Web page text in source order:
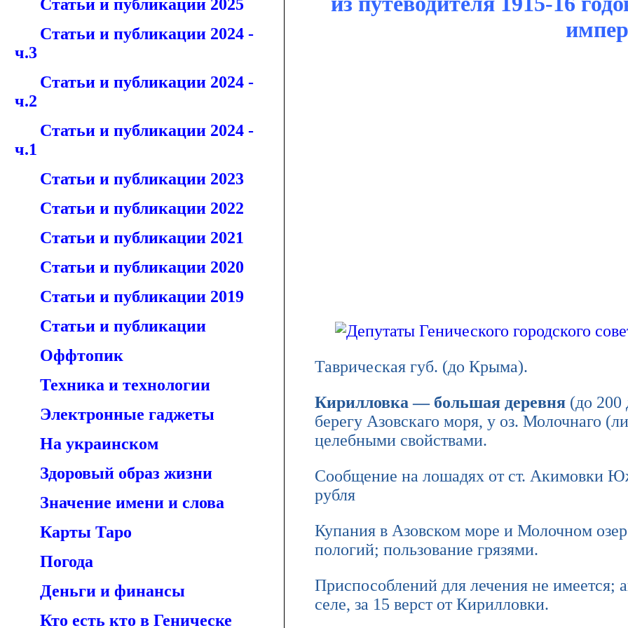
Статьи и публикации 2025
Статьи и публикации 2024 -
ч.3
Статьи и публикации 2024 -
ч.2
Статьи и публикации 2024 -
ч.1
Статьи и публикации 2023
Статьи и публикации 2022
Статьи и публикации 2021
Статьи и публикации 2020
Статьи и публикации 2019
Статьи и публикации
Оффтопик
Техника и технологии
Электронные гаджеты
На украинском
Здоровый образ жизни
Значение имени и слова
Карты Таро
Погода
Деньги и финансы
Кто есть кто в Геническе
Таврическая губ. (до Крыма).
Кирилловка — большая деревня (до 200
берегу Азовскаго моря, у оз. Молочнаго
целебными свойствами.
Сообщение на лошадях от ст. Акимовки
рубля
Купания в Азовском море и Молочном
пологий; пользование грязями.
Приспособлений для лечения не
селе, за 15 верст от Кирилловки.